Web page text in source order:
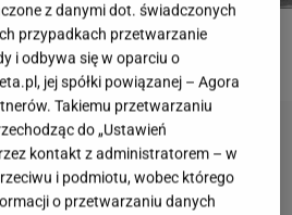
ROZWIĄŻ QUIZ
z danymi dot. świadczonych
przypadkach przetwarzanie
i odbywa się w oparciu o
jej spółki powiązanej – Agora
Takiemu przetwarzaniu
do „Ustawień
kontakt z administratorem – w
i podmiotu, wobec którego
o przetwarzaniu danych